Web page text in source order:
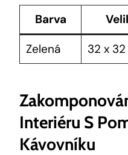
Barva
Zelená
32 x
Interiéru S
Kávovníku